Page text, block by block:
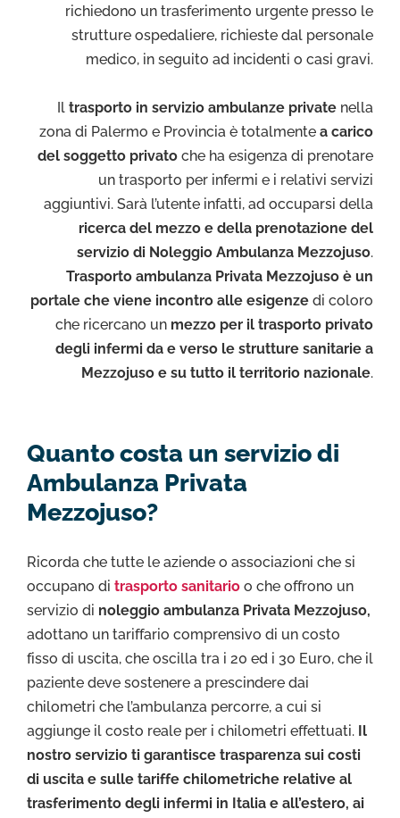
richiedono un trasferimento urgente presso le
strutture ospedaliere, richieste dal personale
medico, in seguito ad incidenti o casi gravi.
Il trasporto in servizio ambulanze private nella
zona di Palermo e Provincia è totalmente a carico
del soggetto privato che ha esigenza di prenotare
un trasporto per infermi e i relativi servizi
aggiuntivi. Sarà l’utente infatti, ad occuparsi della
ricerca del mezzo e della prenotazione del
servizio di Noleggio Ambulanza Mezzojuso.
Trasporto ambulanza Privata Mezzojuso è un
portale che viene incontro alle esigenze di coloro
che ricercano un mezzo per il trasporto privato
degli infermi da e verso le strutture sanitarie a
Mezzojuso e su tutto il territorio nazionale.
Quanto costa un servizio di
Ambulanza Privata
Mezzojuso?
Ricorda che tutte le aziende o associazioni che si
occupano di trasporto sanitario o che offrono un
servizio di noleggio ambulanza Privata Mezzojuso,
adottano un tariffario comprensivo di un costo
fisso di uscita, che oscilla tra i 20 ed i 30 Euro, che il
paziente deve sostenere a prescindere dai
chilometri che l’ambulanza percorre, a cui si
aggiunge il costo reale per i chilometri effettuati. Il
nostro servizio ti garantisce trasparenza sui costi
di uscita e sulle tariffe chilometriche relative al
trasferimento degli infermi in Italia e all’estero, ai